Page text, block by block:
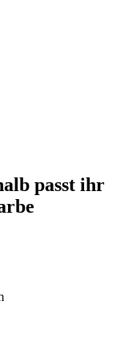
passt ihr